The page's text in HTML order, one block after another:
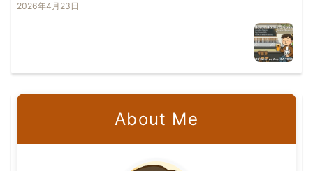
2026年4月23日
About Me